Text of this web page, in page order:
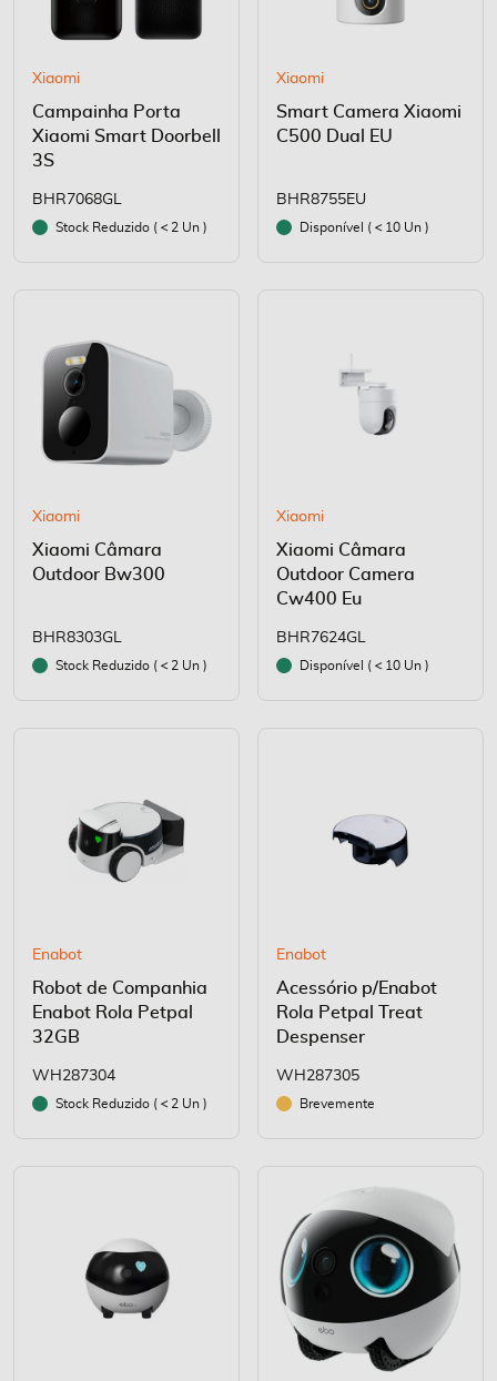
Xiaomi
Campainha Porta
Xiaomi Smart Doorbell
3S
BHR7068GL
Stock Reduzido ( 2 Un )
Xiaomi
Smart Camera Xiaomi
C500 Dual EU
BHR8755EU
Disponível ( 10 Un )
Xiaomi
Xiaomi Câmara
Outdoor Bw300
BHR8303GL
Stock Reduzido ( 2 Un )
Xiaomi
Xiaomi Câmara
Outdoor Camera
Cw400 Eu
BHR7624GL
Disponível ( 10 Un )
Enabot
Robot de Companhia
Enabot Rola Petpal
32GB
WH287304
Stock Reduzido ( 2 Un )
Enabot
Acessório p/Enabot
Rola Petpal Treat
Despenser
WH287305
Brevemente